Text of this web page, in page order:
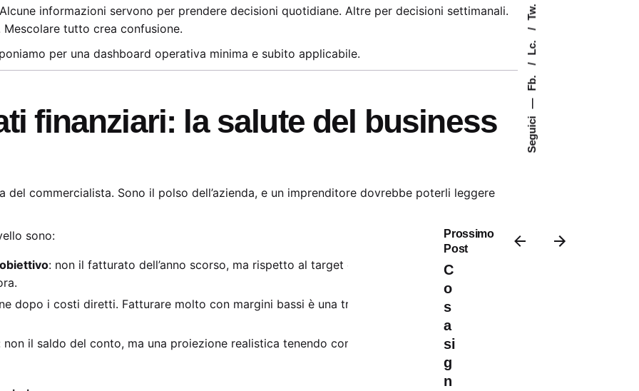
Seguici
Fb.
Lc.
Tw.
informazioni servono per prendere decisioni quotidiane. Altre per decisioni settimanali.
tutto crea confusione.
per una dashboard operativa minima e subito applicabile.
finanziari: la salute del business
del commercialista. Sono il polso dell’azienda, e un imprenditore dovrebbe poterli leggere
sono:
: non il fatturato dell’anno scorso, ma rispetto al target che hai fissato. Ti dice se stai
dopo i costi diretti. Fatturare molto con margini bassi è una trappola comune nelle PMI in
non il saldo del conto, ma una proiezione realistica tenendo conto di incassi attesi e uscite
Prossimo
Post
C
o
s
a
si
g
n